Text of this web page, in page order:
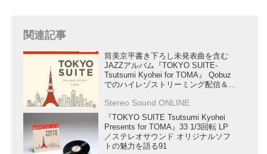
関連記事
筒美京平書き下ろし未発表曲を含む
JAZZアルバム『TOKYO SUITE-
Tsutsumi Kyohei for TOMA』 Qobuz
でのハイレゾストリーミング配信＆
Stereo Sound ONLINE
『TOKYO SUITE Tsutsumi Kyohei
Presents for TOMA』33 1/3回転 LP
／ステレオサウンド オリジナルソフ
トの魅力を語る91